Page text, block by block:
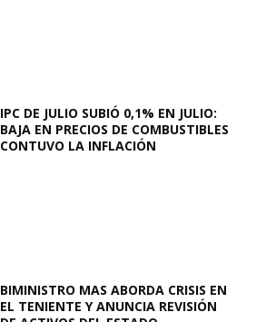
IPC DE JULIO SUBIÓ 0,1% EN JULIO:
BAJA EN PRECIOS DE COMBUSTIBLES
CONTUVO LA INFLACIÓN
BIMINISTRO MAS ABORDA CRISIS EN
EL TENIENTE Y ANUNCIA REVISIÓN